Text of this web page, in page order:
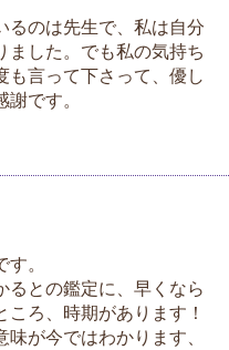
るのは先生で、私は自分
ました。でも私の気持ち
も言って下さって、優し
です。
。
るとの鑑定に、早くなら
ろ、時期があります！
が今ではわかります、